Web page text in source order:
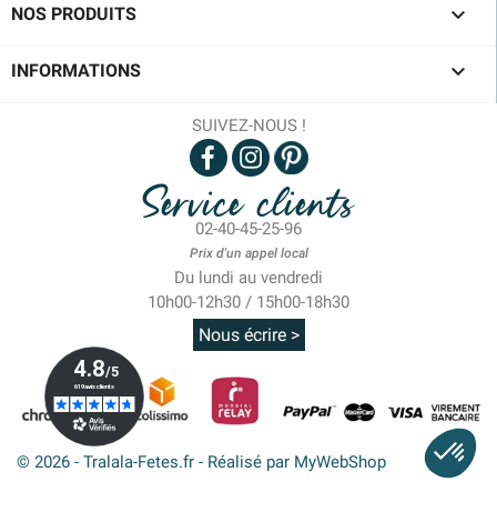
NOS PRODUITS 
INFORMATIONS 
SUIVEZ-NOUS !
Service clients
02-40-45-25-96
Prix d'un appel local
Du lundi au vendredi
10h00-12h30 / 15h00-18h30
Nous écrire >
© 2026 - Tralala-Fetes.fr - Réalisé par MyWebShop